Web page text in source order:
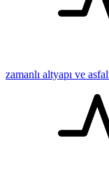
zamanlı altyapı ve